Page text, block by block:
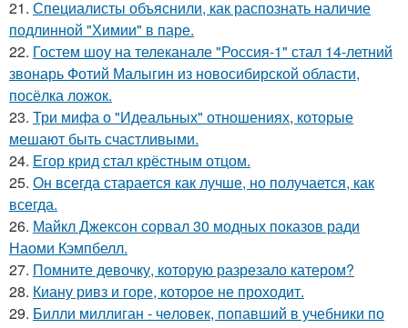
21. Специалисты объяснили, как распознать наличие
подлинной "Химии" в паре.
22. Гостем шоу на телеканале "Россия-1" стал 14-летний
звонарь Фотий Малыгин из новосибирской области,
посёлка ложок.
23. Три мифа о "Идеальных" отношениях, которые
мешают быть счастливыми.
24. Егор крид стал крёстным отцом.
25. Он всегда старается как лучше, но получается, как
всегда.
26. Майкл Джексон сорвал 30 модных показов ради
Наоми Кэмпбелл.
27. Помните девочку, которую разрезало катером?
28. Киану ривз и горе, которое не проходит.
29. Билли миллиган - чeловек, попавший в учебники по